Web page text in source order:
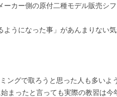
ーカー側の原付二種モデル販売シ
うになった事」があんまりない気
ングで取ろうと思った人も多いよ
まったと言っても実際の教習は今